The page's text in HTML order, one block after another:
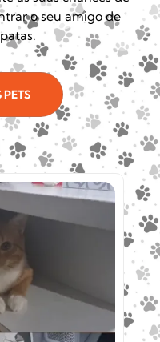
o seu amigo de